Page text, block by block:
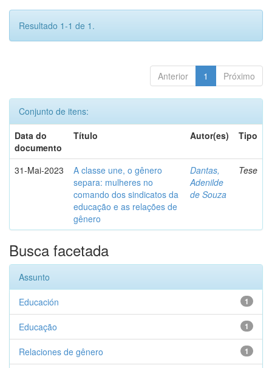
Resultado 1-1 de 1.
Anterior 1 Próximo
Conjunto de itens:
Data do
documento
Título Autor(es) Tipo
31-Mai-2023
A classe une, o gênero
separa: mulheres no
comando dos sindicatos da
educação e as relações de
gênero
Dantas,
Adenilde
de Souza
Tese
Busca facetada
Assunto
1
Educación
1
Educação
1
Relaciones de gênero